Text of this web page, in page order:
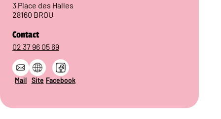
3 Place des Halles
28160 BROU
Contact
02 37 96 05 69
Mail Site Facebook